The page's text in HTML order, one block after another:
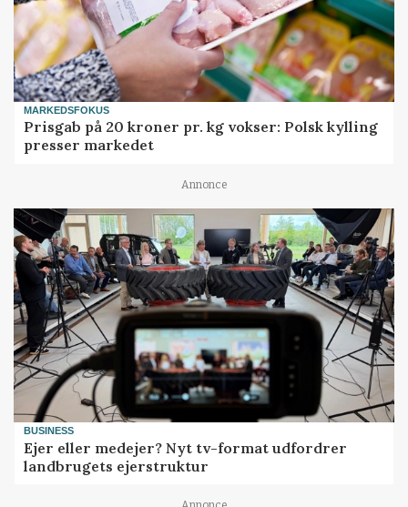
MARKEDSFOKUS
Prisgab på 20 kroner pr. kg vokser: Polsk kylling
presser markedet
Annonce
BUSINESS
Ejer eller medejer? Nyt tv-format udfordrer
landbrugets ejerstruktur